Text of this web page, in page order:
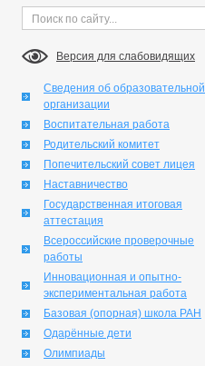
Версия для слабовидящих
Сведения об образовательной
организации
Воспитательная работа
Родительский комитет
Попечительский совет лицея
Наставничество
Государственная итоговая
аттестация
Всероссийские проверочные
работы
Инновационная и опытно-
экспериментальная работа
Базовая (опорная) школа РАН
Одарённые дети
Олимпиады